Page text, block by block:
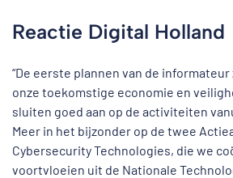
Reactie Digital Holland
“De eerste plannen van de
onze toekomstige economie en
sluiten goed aan op de activiteiten
Meer in het bijzonder op de twee
Cybersecurity Technologies, die we
voortvloeien uit de Nationale